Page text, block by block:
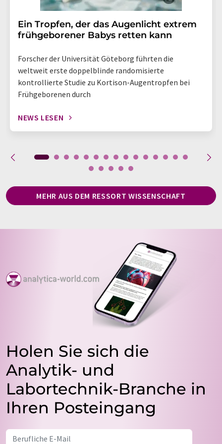
Ein Tropfen, der das Augenlicht extrem
frühgeborener Babys retten kann
Forscher der Universität Göteborg führten die
weltweit erste doppelblinde randomisierte
kontrollierte Studie zu Kortison-Augentropfen bei
Frühgeborenen durch
NEWS LESEN
MEHR AUS DEM RESSORT WISSENSCHAFT
Holen Sie sich die
Analytik- und
Labortechnik-Branche in
Ihren Posteingang